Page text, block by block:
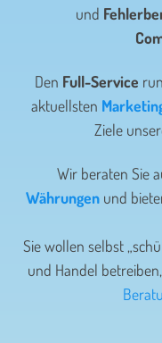
und
Den Full-Service
aktuellsten
Ziele
Wir beraten Sie
Währungen und
Sie wollen selbst
und Handel